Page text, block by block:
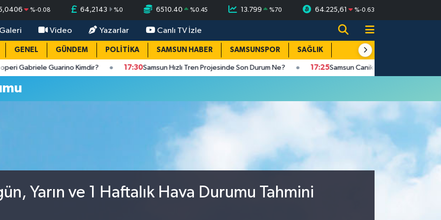
%-0.08 64,2143 %0 6510.40 %0.45 13.799 %70 64.225,61 %-0.63
Video Yazarlar Canlı TV İzle
GENEL GÜNDEM POLİTİKA SAMSUN HABER SAMSUNSPOR SAĞLIK TEKNOLOJİ
Guarino Kimdir? 17:30 Samsun Hızlı Tren Projesinde Son Durum Ne? 17:25 Samsun Canik Belediyesi'nden ailelere
Yarın ve 1 Haftalık Hava Durumu Tahmini